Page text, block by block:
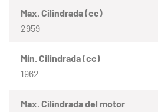
Max. Cilindrada (cc)
2959
Mín. Cilindrada (cc)
1962
Max. Cilindrada del motor